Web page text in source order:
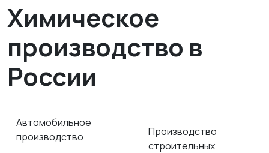
Химическое
производство в
России
Автомобильное
производство
Производство
строительных